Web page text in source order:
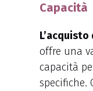
Capacità
offre una
capacità
specifiche.